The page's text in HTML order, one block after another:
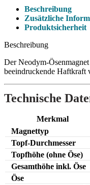
Beschreibung
Zusätzliche
Produktsicherheit
Beschreibung
Der Neodym-
beeindruckende Haftkraft
Technische
Merkmal
Magnettyp
Topf-Durchmesser
Topfhöhe (ohne Öse)
Gesamthöhe inkl. Öse
Öse